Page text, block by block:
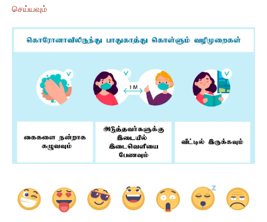
செய்யவும்